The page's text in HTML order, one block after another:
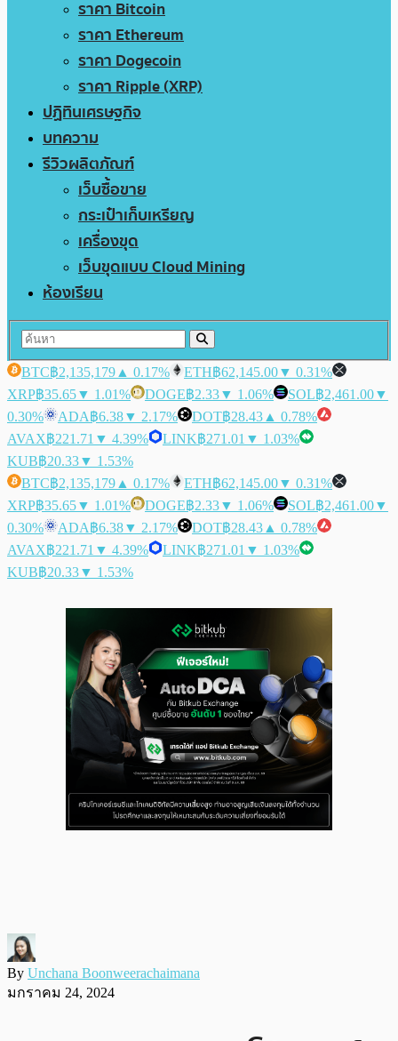
ราคา Bitcoin
ราคา Ethereum
ราคา Dogecoin
ราคา Ripple (XRP)
ปฏิทินเศรษฐกิจ
บทความ
รีวิวผลิตภัณฑ์
เว็บซื้อขาย
กระเป๋าเก็บเหรียญ
เครื่องขุด
เว็บขุดแบบ Cloud Mining
ห้องเรียน
BTC฿2,135,179 ▲ 0.17% ETH฿62,145.00▼ 0.31%
XRP฿35.65▼ 1.01% DOGE฿2.33▼ 1.06% SOL฿2,461.00▼
0.30%
ADA฿6.38▼ 2.17% DOT฿28.43 ▲ 0.78%
AVAX฿221.71 ▼ 4.39% LINK฿271.01 ▼ 1.03%
KUB฿20.33▼ 1.53%
BTC฿2,135,179 ▲ 0.17% ETH฿62,145.00▼ 0.31%
XRP฿35.65▼ 1.01% DOGE฿2.33▼ 1.06% SOL฿2,461.00▼
0.30%
ADA฿6.38▼ 2.17% DOT฿28.43 ▲ 0.78%
AVAX฿221.71 ▼ 4.39% LINK฿271.01 ▼ 1.03%
KUB฿20.33▼ 1.53%
By Unchana Boonweerachaimana
มกราคม 24, 2024